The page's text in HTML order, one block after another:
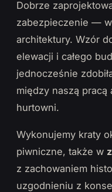
Dobrze
zabezpieczenie —
architektury. Wzór
elewacji i całego
jednocześnie
między naszą pracą
hurtowni.
Wykonujemy kraty
piwniczne, także w
z zachowaniem
uzgodnieniu z